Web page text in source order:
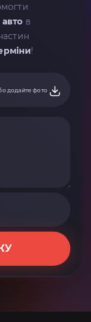
в
!
додайте фото